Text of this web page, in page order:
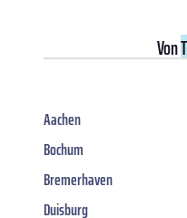
Von
Aachen
Bochum
Bremerhaven
Duisburg